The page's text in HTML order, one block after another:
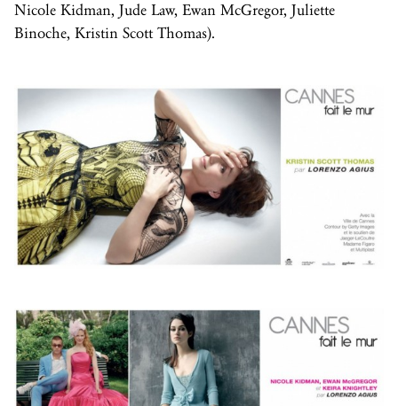
Nicole Kidman, Jude Law, Ewan McGregor, Juliette
Binoche, Kristin Scott Thomas).